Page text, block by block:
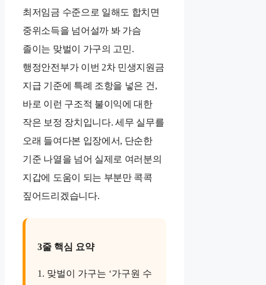
최저임금 수준으로 일해도 합치면
중위소득을 넘어설까 봐 가슴
졸이는 맞벌이 가구의 고민.
행정안전부가 이번 2차 민생지원금
지급 기준에 특례 조항을 넣은 건,
바로 이런 구조적 불이익에 대한
작은 보정 장치입니다. 세무 실무를
오래 들여다본 입장에서, 단순한
기준 나열을 넘어 실제로 여러분의
지갑에 도움이 되는 부분만 콕콕
짚어드리겠습니다.
3줄 핵심 요약
1. 맞벌이 가구는 ‘가구원 수